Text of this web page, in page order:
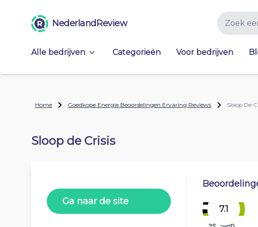
NederlandReview
Alle bedrijven Categorieën Voor bedrijven
Home Goedkope Energie Beoordelingen Ervaring Reviews Sloop De
Sloop de Crisis
Ga naar de site
7.1